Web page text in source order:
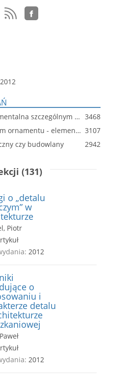
2012
Architektura monumentalna szczególnym rodzajem detalu w metropolii 3468
Powracający problem ornamentu - elementy teorii dekoracji w architekturze współczesnej 3107
czy budowlany
2942
(131)
o „detalu
w
Piotr
2012
o
i
detalu
2012